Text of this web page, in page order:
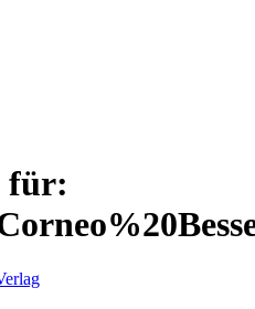
für: